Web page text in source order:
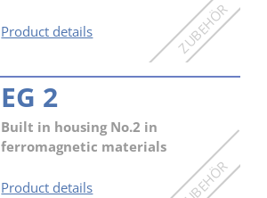
Product detailsEG
EG 2
Built in housing No.2 in
ferromagnetic materials
Product detailsEG